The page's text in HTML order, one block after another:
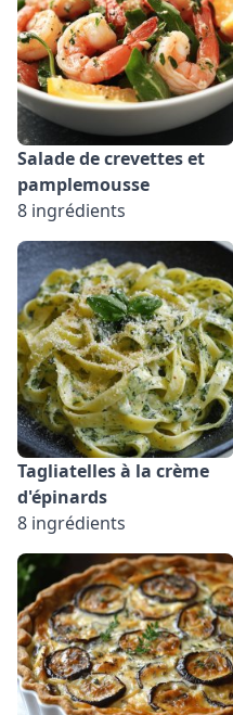
Salade de crevettes et
pamplemousse
8 ingrédients
Tagliatelles à la crème
d'épinards
8 ingrédients